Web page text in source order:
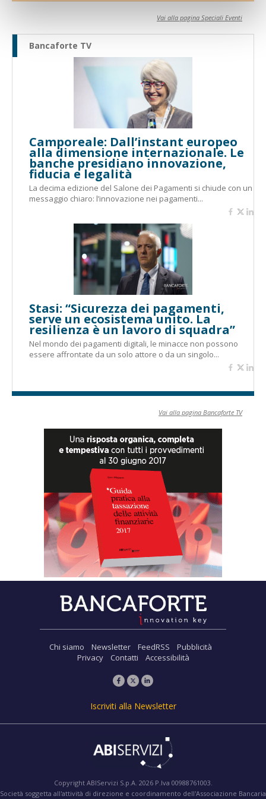
Vai alla pagina Speciali Eventi
Bancaforte TV
Camporeale: Dall’instant europeo
alla dimensione internazionale. Le
banche presidiano innovazione,
fiducia e legalità
La decima edizione del Salone dei Pagamenti si chiude con un
messaggio chiaro: l’innovazione nei pagamenti...
Stasi: “Sicurezza dei pagamenti,
serve un ecosistema unito. La
resilienza è un lavoro di squadra”
Nel mondo dei pagamenti digitali, le minacce non possono
essere affrontate da un solo attore o da un singolo...
Vai alla pagina Bancaforte TV
Chi siamo Newsletter FeedRSS
Pubblicità
Privacy
Contatti Accessibilità
Iscriviti alla Newsletter
Copyright ABIServizi S.p.A. 2026 P.Iva 00988761003.
Società soggetta all'attività di direzione e coordinamento dell'Associazione Bancaria